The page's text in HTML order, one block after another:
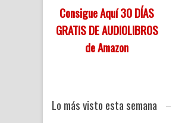
Consigue Aquí 30 DÍAS
GRATIS DE AUDIOLIBROS
de Amazon
Lo más visto esta semana